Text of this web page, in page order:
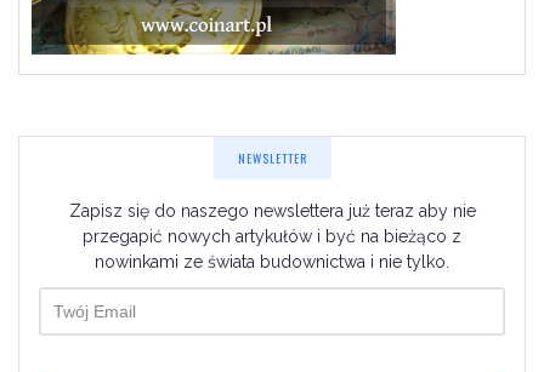
NEWSLETTER
Zapisz się do naszego newslettera już teraz aby nie
przegapić nowych artykułów i być na bieżąco z
nowinkami ze świata budownictwa i nie tylko.